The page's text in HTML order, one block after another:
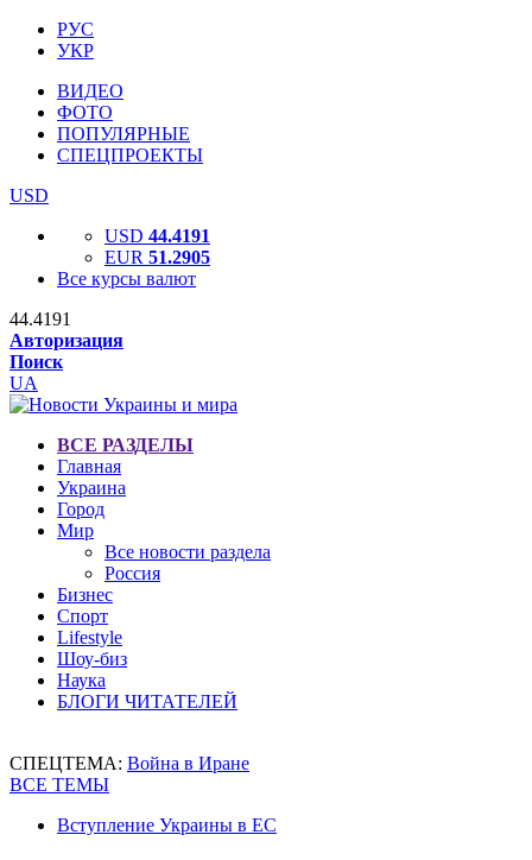
РУС
УКР
ВИДЕО
ФОТО
ПОПУЛЯРНЫЕ
СПЕЦПРОЕКТЫ
USD
USD 44.4191
EUR 51.2905
Все курсы валют
44.4191
Авторизация
Поиск
UA
ВСЕ РАЗДЕЛЫ
Главная
Украина
Город
Мир
Все новости раздела
Россия
Бизнес
Спорт
Lifestyle
Шоу-биз
Наука
БЛОГИ ЧИТАТЕЛЕЙ
СПЕЦТЕМА: Война в Иране
ВСЕ ТЕМЫ
Вступление Украины в ЕС